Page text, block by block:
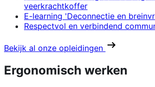
veerkrachtkoffer
E-learning 'Deconnectie en
Respectvol en verbindend
Bekijk al onze opleidingen
Ergonomisch werken